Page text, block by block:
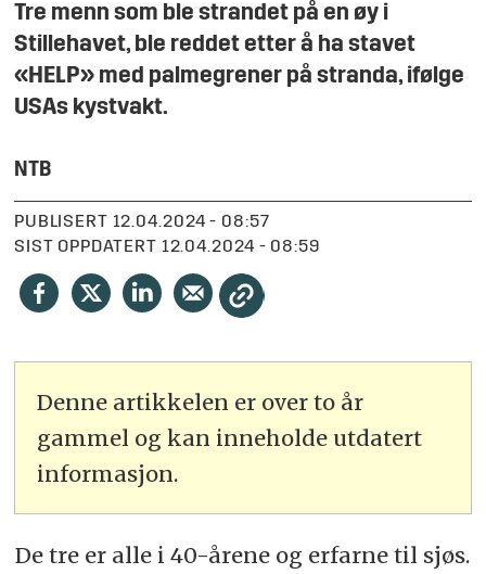
Tre menn som ble strandet på en øy i
Stillehavet, ble reddet etter å ha stavet
«HELP» med palmegrener på stranda, ifølge
USAs kystvakt.
NTB
PUBLISERT
12.04.2024 - 08:57
SIST OPPDATERT
12.04.2024 - 08:59
Denne artikkelen er over to år
gammel og kan inneholde utdatert
informasjon.
De tre er alle i 40-årene og erfarne til sjøs.